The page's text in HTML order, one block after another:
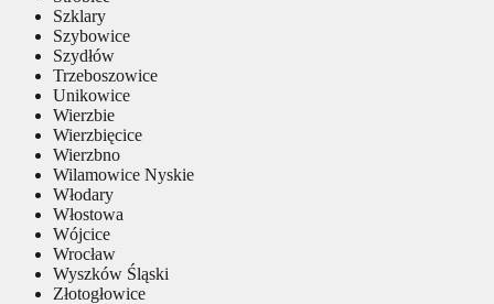
Szklary
Szybowice
Szydłów
Trzeboszowice
Unikowice
Wierzbie
Wierzbięcice
Wierzbno
Wilamowice Nyskie
Włodary
Włostowa
Wójcice
Wrocław
Wyszków Śląski
Złotogłowice